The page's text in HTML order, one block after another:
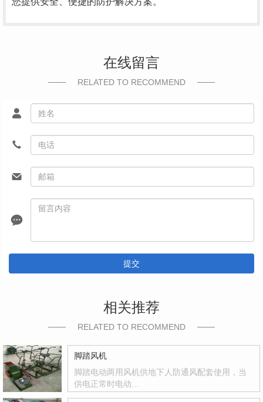
在线留言
RELATED TO RECOMMEND
提交
相关推荐
RELATED TO RECOMMEND
脚踏风机
脚踏电动两用风机供地下人防通风配套使用，当
供电正常时电动…